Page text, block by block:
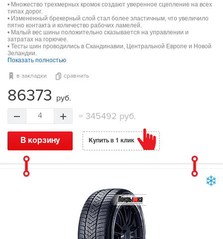
• Множество трехмерных кромок создают уверенное сцепление на всех
типах дорог.
• Измененный брекерный слой стал более эластичным, что увеличило
пятно контакта и количество рабочих ламелей.
• Малый вес шины положительно сказывается на управлении и
затратах на горючее.
• Тесты шин проводились в Скандинавии, Центральной Европе и Новой
Зеландии.
Показать полностью
в закладки сравнить
86373 руб.
4 = 345492 руб.
В корзину Купить в 1 клик